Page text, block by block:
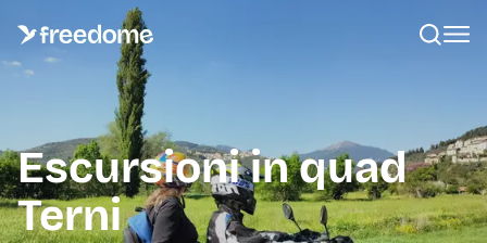
Escursioni in quad
Terni